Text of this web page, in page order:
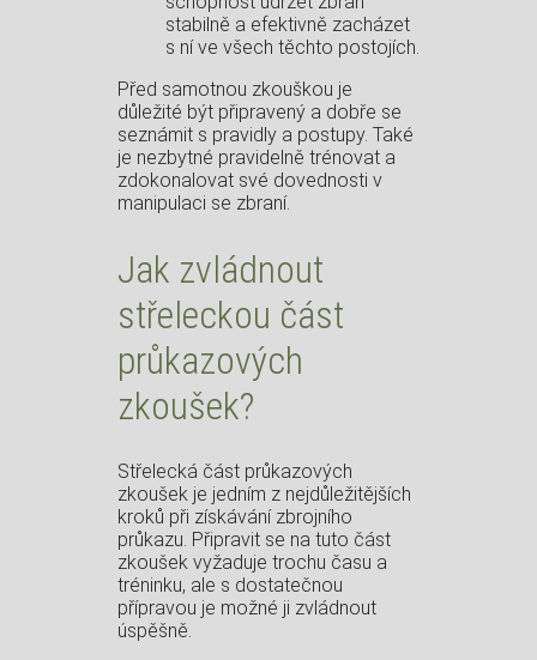
stabilně a efektivně zacházet
s ní ve všech těchto postojích.
Před samotnou zkouškou je
důležité být připravený a dobře se
seznámit s pravidly a postupy. Také
je nezbytné pravidelně trénovat a
zdokonalovat své dovednosti v
manipulaci se zbraní.
Jak zvládnout
střeleckou část
průkazových
zkoušek?
Střelecká část průkazových
zkoušek je jedním z nejdůležitějších
kroků při získávání zbrojního
průkazu. Připravit se na tuto část
zkoušek vyžaduje trochu času a
tréninku, ale s dostatečnou
přípravou je možné ji zvládnout
úspěšně.